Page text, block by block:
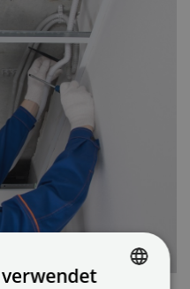
verwendet